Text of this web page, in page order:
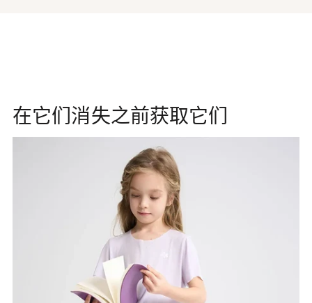
在它们消失之前获取它们